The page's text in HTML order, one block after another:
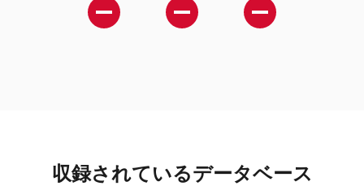
収録されているデータベース